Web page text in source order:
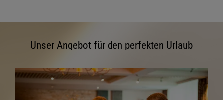
Unser Angebot für den perfekten Urlaub